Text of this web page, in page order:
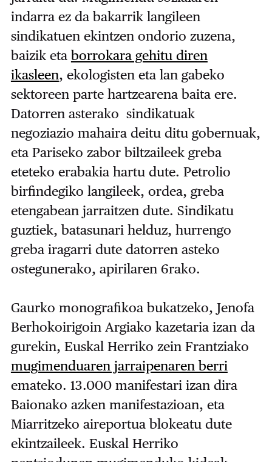
indarra ez da bakarrik langileen
sindikatuen ekintzen ondorio zuzena,
baizik eta borrokara gehitu diren
ikasleen, ekologisten eta lan gabeko
sektoreen parte hartzearena baita ere.
Datorren asterako sindikatuak
negoziazio mahaira deitu ditu gobernuak,
eta Pariseko zabor biltzaileek greba
eteteko erabakia hartu dute. Petrolio
birfindegiko langileek, ordea, greba
etengabean jarraitzen dute. Sindikatu
guztiek, batasunari helduz, hurrengo
greba iragarri dute datorren asteko
ostegunerako, apirilaren 6rako.
Gaurko monografikoa bukatzeko, Jenofa
Berhokoirigoin Argiako kazetaria izan da
gurekin, Euskal Herriko zein Frantziako
mugimenduaren jarraipenaren berri
emateko. 13.000 manifestari izan dira
Baionako azken manifestazioan, eta
Miarritzeko aireportua blokeatu dute
ekintzaileek. Euskal Herriko